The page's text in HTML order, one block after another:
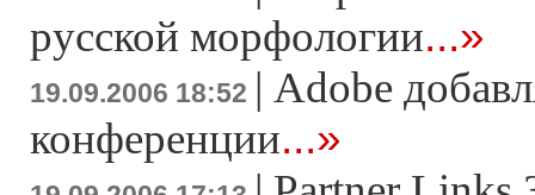
русской морфологии...»
19.09.2006 18:52 | Adobe
конференции...»